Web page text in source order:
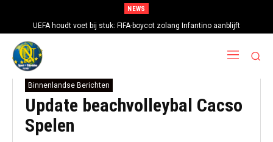
NEWS
UEFA houdt voet bij stuk: FIFA-boycot zolang Infantino aanblijft
Binnenlandse Berichten
Update beachvolleybal Cacso
Spelen